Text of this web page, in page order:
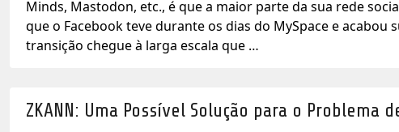
Minds, Mastodon, etc., é que a maior parte da sua rede
que o Facebook teve durante os dias do MySpace e
transição chegue à larga escala que …
ZKANN: Uma Possível Solução para o Problema